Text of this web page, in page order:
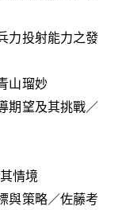
力投射能力之發
山瑠妙
期望及其挑戰／
情境
與策略／佐藤考